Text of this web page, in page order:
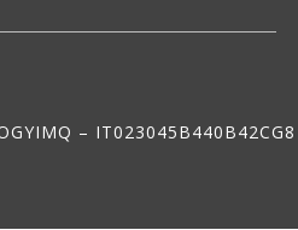
– IT023045B440B42CG8